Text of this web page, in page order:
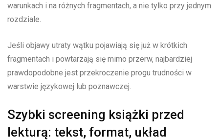
warunkach i na różnych fragmentach, a nie tylko przy jednym
rozdziale.
Jeśli objawy utraty wątku pojawiają się już w krótkich
fragmentach i powtarzają się mimo przerw, najbardziej
prawdopodobne jest przekroczenie progu trudności w
warstwie językowej lub poznawczej.
Szybki screening książki przed
lekturą: tekst, format, układ